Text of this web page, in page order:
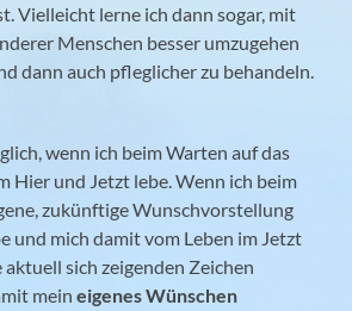
Vielleicht lerne ich dann sogar, mit
Menschen besser umzugehen
dann auch pfleglicher zu behandeln.
wenn ich beim Warten auf das
Hier und Jetzt lebe. Wenn ich beim
zukünftige Wunschvorstellung
und mich damit vom Leben im Jetzt
aktuell sich zeigenden Zeichen
meineigenes Wünschen